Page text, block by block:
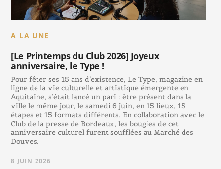
A LA UNE
[Le Printemps du Club 2026] Joyeux
anniversaire, le Type !
Pour fêter ses 15 ans d’existence, Le Type, magazine en
ligne de la vie culturelle et artistique émergente en
Aquitaine, s’était lancé un pari : être présent dans la
ville le même jour, le samedi 6 juin, en 15 lieux, 15
étapes et 15 formats différents. En collaboration avec le
Club de la presse de Bordeaux, les bougies de cet
anniversaire culturel furent soufflées au Marché des
Douves.
8 JUIN 2026